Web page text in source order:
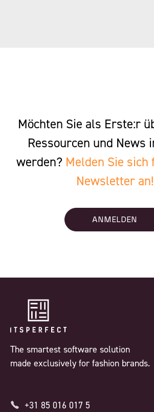
Möchten Sie als Erste:r
Ressourcen und News
werden? Melden Sie
Newsletter an!
ANMELDEN
The smartest software solution
made exclusively for fashion brands.
+31 85 016 017 5